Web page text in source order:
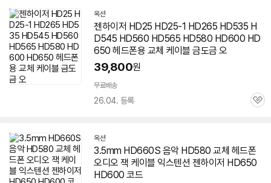
옥션
젠하이저 HD25 HD25-1 HD265 HD535 H
D545 HD560 HD565 HD580 HD600 HD
650 헤드폰용 교체 케이블 금도금 오
39,800원
무료배송
26.04. 등록
관
옥션
3.5mm HD660S 음악 HD580 교체 헤드폰
오디오 잭 케이블 익스텐션 젠하이저 HD650
HD600 코드